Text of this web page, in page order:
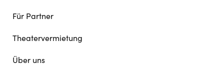
Für Partner
Theatervermietung
Über uns